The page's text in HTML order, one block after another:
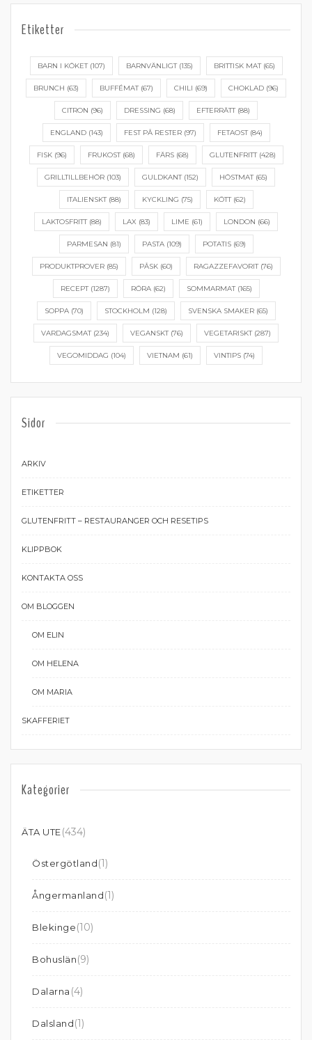
Etiketter
BARN I KÖKET(107) BARNVÄNLIGT(135) BRITTISK MAT(65)
BRUNCH (63) BUFFÉMAT(67) CHILI (69) CHOKLAD (96)
CITRON (96) DRESSING (68) EFTERRÄTT(88)
ENGLAND(143) FEST PÅ RESTER(97) FETAOST(84)
FISK(96) FRUKOST(68) FÄRS(68) GLUTENFRITT(428)
GRILLTILLBEHÖR (103) GULDKANT(152) HÖSTMAT(65)
ITALIENSKT(88) KYCKLING (75) KÖTT(62)
LAKTOSFRITT(88) LAX (83) LIME (61) LONDON (66)
PARMESAN (81) PASTA(109) POTATIS(69)
PRODUKTPROVER(85) PÅSK(60) RAGAZZEFAVORIT(76)
RECEPT(1287) RÖRA(62) SOMMARMAT(165)
SOPPA(70) STOCKHOLM (128) SVENSKA SMAKER(65)
VARDAGSMAT(234) VEGANSKT(76) VEGETARISKT(287)
VEGOMIDDAG (104) VIETNAM (61) VINTIPS (74)
Sidor
ARKIV
ETIKETTER
GLUTENFRITT – RESTAURANGER OCH RESETIPS
KLIPPBOK
KONTAKTA OSS
OM BLOGGEN
OM ELIN
OM HELENA
OM MARIA
SKAFFERIET
Kategorier
ÄTA UTE(434)
Östergötland(1)
Ångermanland(1)
Blekinge(10)
Bohuslän(9)
Dalarna (4)
Dalsland(1)